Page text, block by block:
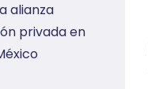
alianza
privada en